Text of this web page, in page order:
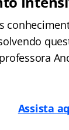
Assista